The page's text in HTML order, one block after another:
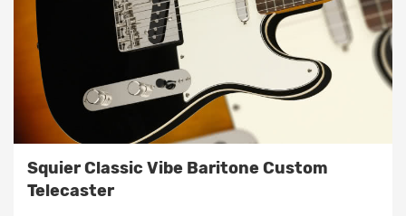
Squier Classic Vibe Baritone Custom
Telecaster